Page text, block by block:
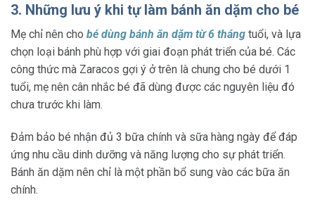
3. Những lưu ý khi tự làm bánh ăn dặm cho bé
Mẹ chỉ nên cho bé dùng bánh ăn dặm từ 6 tháng tuổi, và lựa
chọn loại bánh phù hợp với giai đoạn phát triển của bé. Các
công thức mà Zaracos gợi ý ở trên là chung cho bé dưới 1
tuổi, mẹ nên cân nhắc bé đã dùng được các nguyên liệu đó
chưa trước khi làm.
Đảm bảo bé nhận đủ 3 bữa chính và sữa hàng ngày để đáp
ứng nhu cầu dinh dưỡng và năng lượng cho sự phát triển.
Bánh ăn dặm nên chỉ là một phần bổ sung vào các bữa ăn
chính.